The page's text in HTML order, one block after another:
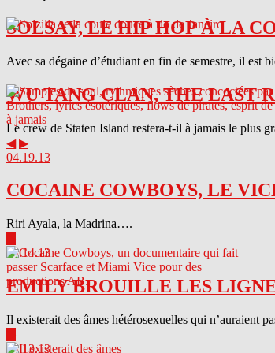
SOLSAY, LE HIP HOP À LA
Avec sa dégaine d’étudiant en fin de semestre, il est
WU TANG CLAN, THE LAST
Le crew de Staten Island restera-t-il à jamais le plus
◀ ▶
04.19.13
COCAINE COWBOYS, LE
Riri Ayala, la Madrina….
04.14.13
EMILY BROUILLE LES
Il existerait des âmes hétérosexuelles qui n’auraient
04.13.13